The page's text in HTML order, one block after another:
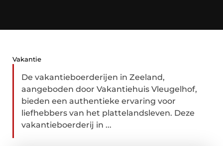
Vakantie
De vakantieboerderijen in Zeeland,
aangeboden door Vakantiehuis Vleugelhof,
bieden een authentieke ervaring voor
liefhebbers van het plattelandsleven. Deze
vakantieboerderij in ...